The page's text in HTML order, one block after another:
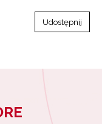
Udostępnij